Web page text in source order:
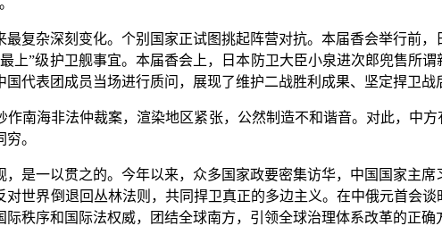
杂深刻变化。个别国家正试图挑起阵营对抗。本届香会举行前，
上”级护卫舰事宜。本届香会上，日本防卫大臣小泉进次郎兜售所
代表团成员当场进行质问，展现了维护二战胜利成果、坚定捍卫战
海非法仲裁案，渲染地区紧张，公然制造不和谐音。对此，中方
。
一以贯之的。今年以来，众多国家政要密集访华，中国国家主席
世界倒退回丛林法则，共同捍卫真正的多边主义。在中俄元首会
秩序和国际法权威，团结全球南方，引领全球治理体系改革的正